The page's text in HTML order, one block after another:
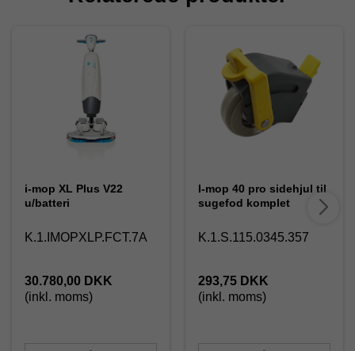
i-mop XL Plus V22
u/batteri
K.1.IMOPXLP.FCT.7A
30.780,00 DKK
(inkl. moms)
I-mop 40 pro sidehjul til
sugefod komplet
K.1.S.115.0345.357
293,75 DKK
(inkl. moms)